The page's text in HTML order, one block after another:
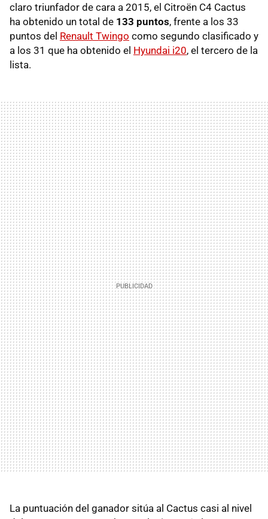
claro triunfador de cara a 2015, el Citroën C4 Cactus
ha obtenido un total de 133 puntos, frente a los 33
puntos del Renault Twingo como segundo clasificado y
a los 31 que ha obtenido el Hyundai i20, el tercero de la
lista.
La puntuación del ganador sitúa al Cactus casi al nivel